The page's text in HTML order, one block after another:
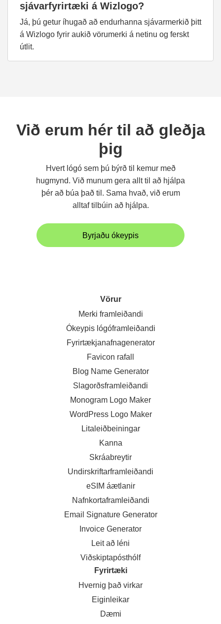
sjávarfyrirtæki á Wizlogo?
Já, þú getur íhugað að endurhanna sjávarmerkið þitt
á Wizlogo fyrir aukið vörumerki á netinu og ferskt
útlit.
Við erum hér til að gleðja
þig
Hvert lógó sem þú býrð til kemur með
hugmynd. Við munum gera allt til að hjálpa
þér að búa það til. Sama hvað, við erum
alltaf tilbúin að hjálpa.
Byrjaðu ókeypis
Vörur
Merki framleiðandi
Ókeypis lógóframleiðandi
Fyrirtækjanafnagenerator
Favicon rafall
Blog Name Generator
Slagorðsframleiðandi
Monogram Logo Maker
WordPress Logo Maker
Litaleiðbeiningar
Kanna
Skráabreytir
Undirskriftarframleiðandi
eSIM áætlanir
Nafnkortaframleiðandi
Email Signature Generator
Invoice Generator
Leit að léni
Viðskiptapósthólf
Fyrirtæki
Hvernig það virkar
Eiginleikar
Dæmi